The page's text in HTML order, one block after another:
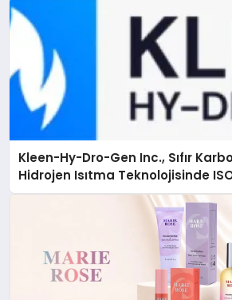
Kleen-Hy-Dro-Gen Inc., Sıfır
Hidrojen Isıtma Teknolojisinde
Düzenleyici Onaylarını Aldı